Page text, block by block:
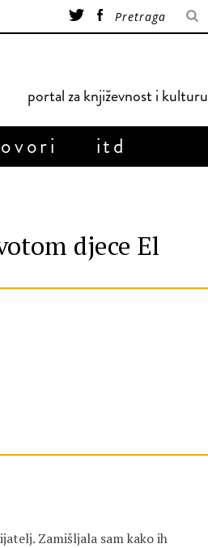
portal za književnost i kulturu
itd
djece El
Zamišljala sam kako ih